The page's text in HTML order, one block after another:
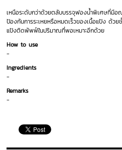
เหนือระดับกว่าด้วยตลับบรรจุฟองน้ำพิเศษที่
ป้องกันการระเหยหรือหมดเร็วของเนื้อแป้ง ด้
แป้งติดพัพฟ์ในปริมาณที่พอเหมาะอีกด้วย
How to use
-
Ingredients
-
Remarks
-